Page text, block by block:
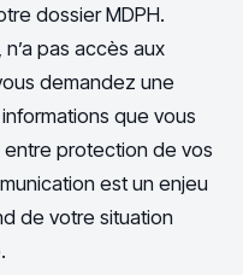
dossier MDPH.
pas accès aux
demandez une
que vous
protection de vos
est un enjeu
de votre situation